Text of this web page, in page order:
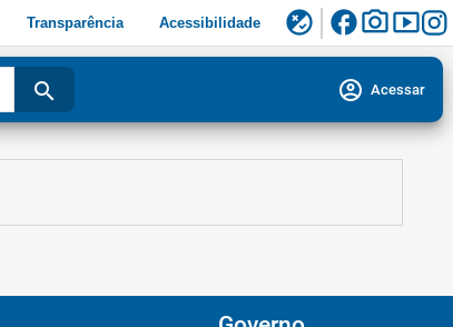
Transparência Acessibilidade flaky facebookphoto_camerasmart_display
search account_circle Acessar